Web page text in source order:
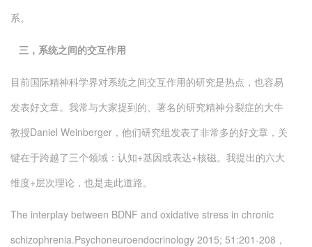
系。
三，系统之间的交互作用
目前国际精神科学界对系统之间交互作用的研究是热点，也容易
发表好文章。我常与大家提到的、著名的研究精神分裂症的大牛
教授Daniel Weinberger，他们研究组发表了非常多的好文章，关
键在于跨越了三个领域：认知+基因或表达+核磁。我提出的六大
维度+层次理论，也是走此道路。
The interplay between BDNF and oxidative stress in chronic
schizophrenia.Psychoneuroendocrinology 2015; 51:201-208，